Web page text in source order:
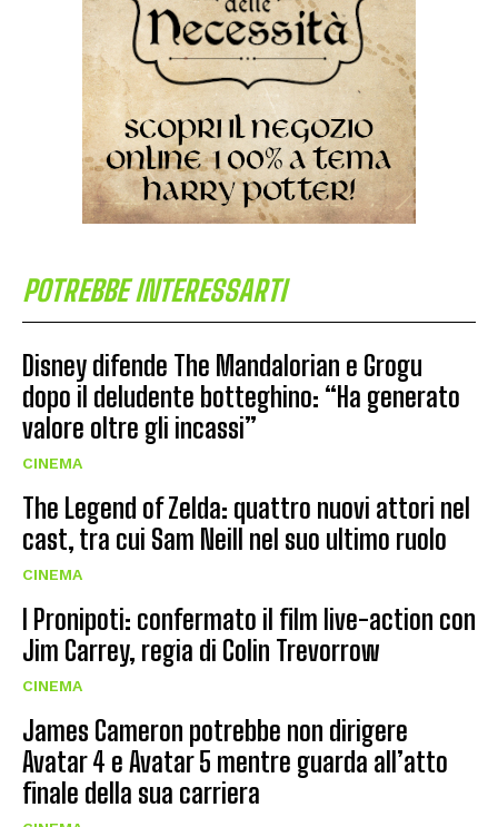
POTREBBE INTERESSARTI
Disney difende The Mandalorian e Grogu
dopo il deludente botteghino: “Ha generato
valore oltre gli incassi”
CINEMA
The Legend of Zelda: quattro nuovi attori nel
cast, tra cui Sam Neill nel suo ultimo ruolo
CINEMA
I Pronipoti: confermato il film live-action con
Jim Carrey, regia di Colin Trevorrow
CINEMA
James Cameron potrebbe non dirigere
Avatar 4 e Avatar 5 mentre guarda all’atto
finale della sua carriera